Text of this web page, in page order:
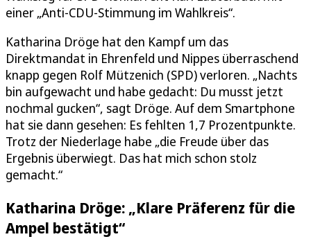
einer „Anti-CDU-Stimmung im Wahlkreis“.
Katharina Dröge hat den Kampf um das
Direktmandat in Ehrenfeld und Nippes überraschend
knapp gegen Rolf Mützenich (SPD) verloren. „Nachts
bin aufgewacht und habe gedacht: Du musst jetzt
nochmal gucken“, sagt Dröge. Auf dem Smartphone
hat sie dann gesehen: Es fehlten 1,7 Prozentpunkte.
Trotz der Niederlage habe „die Freude über das
Ergebnis überwiegt. Das hat mich schon stolz
gemacht.“
Katharina Dröge: „Klare Präferenz für die
Ampel bestätigt“